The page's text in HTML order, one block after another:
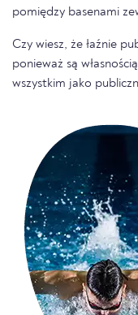
pomiędzy basenami
Czy wiesz, że łaźnie
ponieważ są
wszystkim jako